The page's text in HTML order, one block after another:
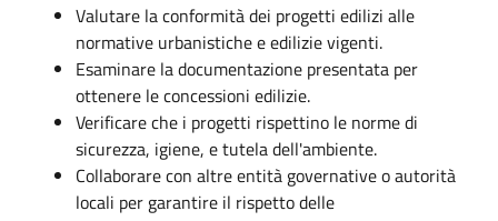
Valutare la conformità dei progetti edilizi alle
normative urbanistiche e edilizie vigenti.
Esaminare la documentazione presentata per
ottenere le concessioni edilizie.
Verificare che i progetti rispettino le norme di
sicurezza, igiene, e tutela dell'ambiente.
Collaborare con altre entità governative o autorità
locali per garantire il rispetto delle